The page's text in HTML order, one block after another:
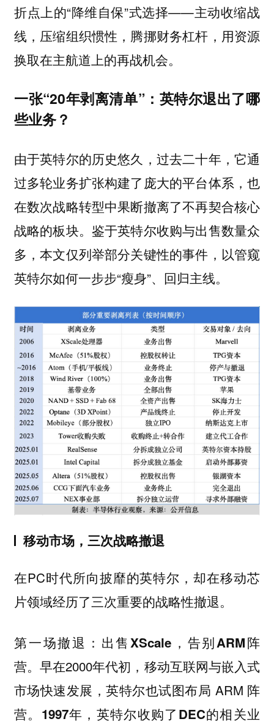
折点上的“降维自保”式选择——主动收缩战
线，压缩组织惯性，腾挪财务杠杆，用资源
换取在主航道上的再战机会。
一张“20年剥离清单”：英特尔退出了哪
些业务？
由于英特尔的历史悠久，过去二十年，它通
过多轮业务扩张构建了庞大的平台体系，也
在数次战略转型中果断撤离了不再契合核心
战略的板块。鉴于英特尔收购与出售数量众
多，本文仅列举部分关键性的事件，以管窥
英特尔如何一步步“瘦身”、回归主线。
移动市场，三次战略撤退
在PC时代所向披靡的英特尔，却在移动芯
片领域经历了三次重要的战略性撤退。
第一场撤退：出售XScale，告别ARM阵
营。早在2000年代初，移动互联网与嵌入式
市场快速发展，英特尔也试图布局 ARM 阵
营。 1997年，英特尔收购了DEC的相关业